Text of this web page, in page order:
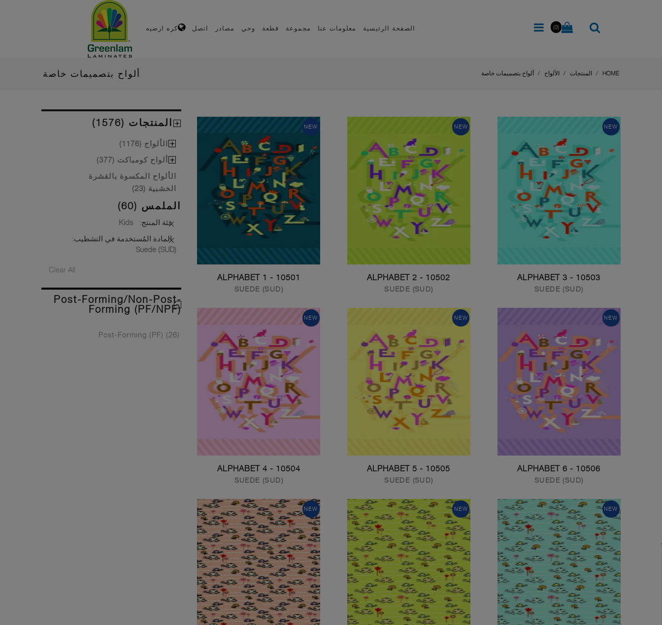
الصفحة الرئيسية معلومات عنا مجموعة قطعة وحي مصادر اتصل كره ارضيه (0)
ألواح بتصميمات خاصة HOME المنتجات الألواح ألواح بتصميمات خاصة
المنتجات (1576)
الألواح (1176)
ألواح كومباكت (377)
الألواح المكسوة بالقشرة
الخشبية (23)
الملمس (60)
فئة المنتج:
Kids
المادة المُستخدمة في التشطيب:
Suede (SUD)
Clear All
Post-Forming/Non-Post-
Forming (PF/NPF)
Post-Forming (PF) (26)
NEW
10501 - ALPHABET 1
SUEDE (SUD)
NEW
10502 - ALPHABET 2
SUEDE (SUD)
NEW
10503 - ALPHABET 3
SUEDE (SUD)
NEW
10504 - ALPHABET 4
SUEDE (SUD)
NEW
10505 - ALPHABET 5
SUEDE (SUD)
NEW
10506 - ALPHABET 6
SUEDE (SUD)
NEW NEW NEW